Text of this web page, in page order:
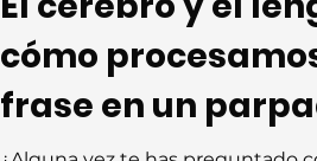
cómo
frase en un